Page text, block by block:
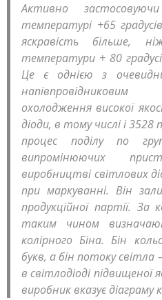
Активно
температурі +65
яскравість більше,
температури + 80
Це є однією з
охолодження високої
діоди, в тому числі і
процес поділу по
випромінюючих
виробництві світлових
при маркуванні. Він
продукційної партії.
таким чином
колірного Біна. Бін
букв, а бін потоку світла
в світлодіоді
виробник вказує діаграму